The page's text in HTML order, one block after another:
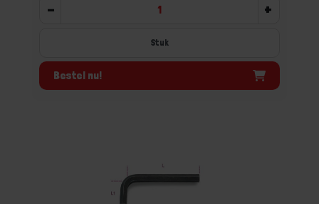
- +
Stuk
Bestel nu!